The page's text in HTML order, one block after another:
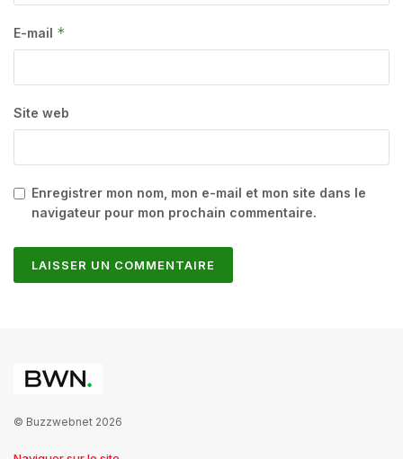
E-mail *
Site web
Enregistrer mon nom, mon e-mail et mon site dans le
navigateur pour mon prochain commentaire.
© Buzzwebnet 2026